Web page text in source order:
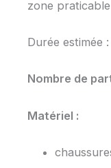
zone
Durée estimée
Nombre de
Matériel :